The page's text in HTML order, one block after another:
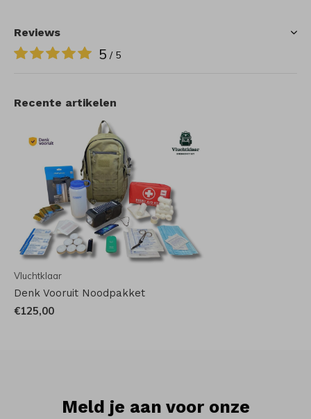
Reviews
5 / 5
Recente artikelen
Vluchtklaar
Denk Vooruit Noodpakket
€125,00
Meld je aan voor onze